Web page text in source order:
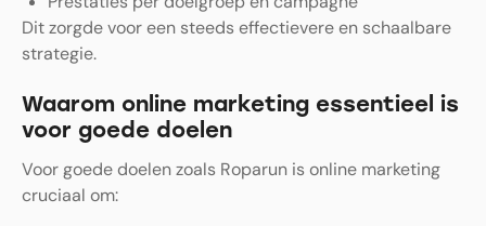
Dit zorgde voor een steeds effectievere en schaalbare
strategie.
Waarom online marketing essentieel is
voor goede doelen
Voor goede doelen zoals Roparun is online marketing
cruciaal om: